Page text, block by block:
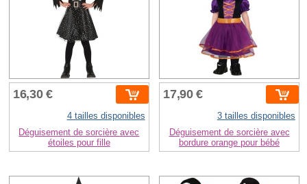
16,30 €
4 tailles disponibles
Déguisement de sorcière avec
étoiles pour fille
17,90 €
3 tailles disponibles
Déguisement de sorcière avec
bordure orange pour bébé